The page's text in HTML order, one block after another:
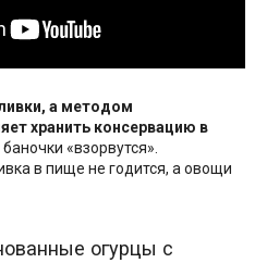
а методом
хранить консервацию в
«взорвутся».
в пище не годится, а овощи
огурцы с